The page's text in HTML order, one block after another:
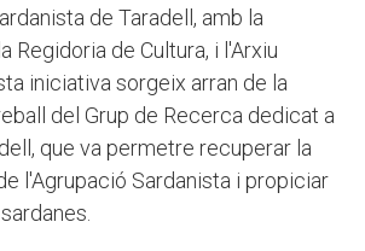
de Taradell, amb la
Regidoria de Cultura, i l'Arxiu
iniciativa sorgeix arran de la
del Grup de Recerca dedicat a
que va permetre recuperar la
l'Agrupació Sardanista i propiciar